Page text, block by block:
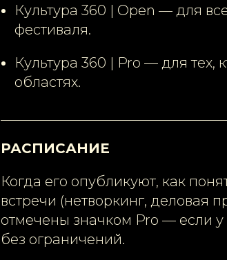
Культура 360 | Open — для
фестиваля.
Культура 360 | Pro — для тех,
областях.
РАСПИСАНИЕ
Когда его опубликуют, как
встречи (нетворкинг, деловая
отмечены значком Pro — если
без ограничений.